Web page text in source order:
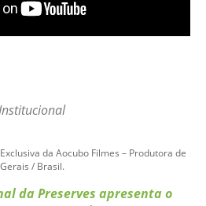
da Aocubo Filmes – Produtora de
/ Brasil.
da Preserves apresenta o